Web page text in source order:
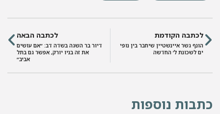
לכתבה הקודמת
הונף גשר איינשטיין שיחבר בין נופי
ים לשכונת ל׳ החדשה
לכתבה הבאה
דיור בר השגה בשדה דב: ״אם עושים
את זה בניו יורק, אפשר גם בתל
אביב״
כתבות נוספות